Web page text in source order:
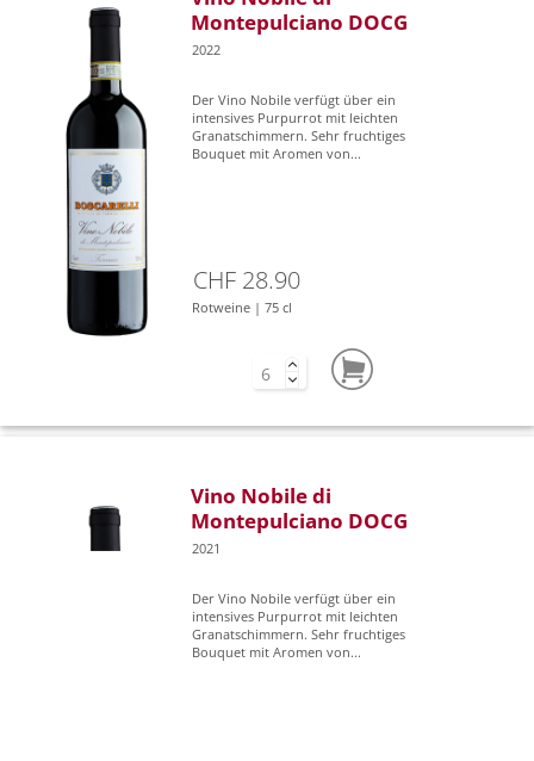
Montepulciano DOCG
2022
Der Vino Nobile verfügt über ein
intensives Purpurrot mit leichten
Granatschimmern. Sehr fruchtiges
Bouquet mit Aromen von...
CHF 28.90
Rotweine | 75 cl
Vino Nobile di
Montepulciano DOCG
2021
Der Vino Nobile verfügt über ein
intensives Purpurrot mit leichten
Granatschimmern. Sehr fruchtiges
Bouquet mit Aromen von...